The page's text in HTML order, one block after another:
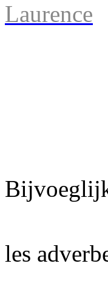
Laurence
les